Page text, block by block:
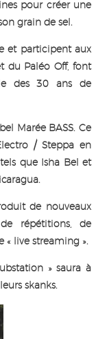
pour créer une
grain de sel.
et participent aux
du Paléo Off, font
des 30 ans de
Marée BASS. Ce
/ Steppa en
que Isha Bel et
de nouveaux
répétitions, de
« live streaming ».
» saura à
skanks.